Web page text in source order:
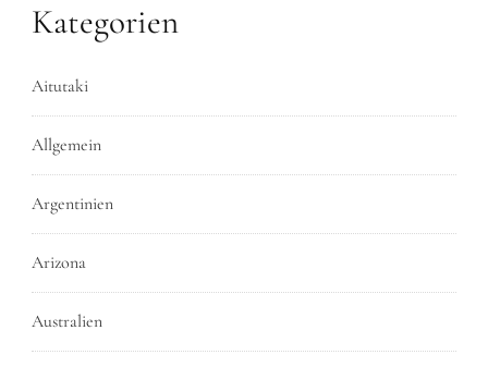
Kategorien
Aitutaki
Allgemein
Argentinien
Arizona
Australien